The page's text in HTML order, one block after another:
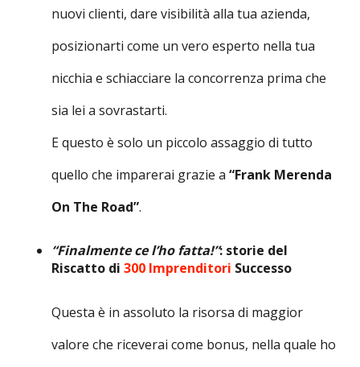
nuovi clienti, dare visibilità alla tua azienda,
posizionarti come un vero esperto nella tua
nicchia e schiacciare la concorrenza prima che
sia lei a sovrastarti.
E questo è solo un piccolo assaggio di tutto
quello che imparerai grazie a “Frank Merenda
On The Road”.
“Finalmente ce l’ho fatta!”: storie del
Riscatto di 300 Imprenditori Successo
Questa è in assoluto la risorsa di maggior
valore che riceverai come bonus, nella quale ho